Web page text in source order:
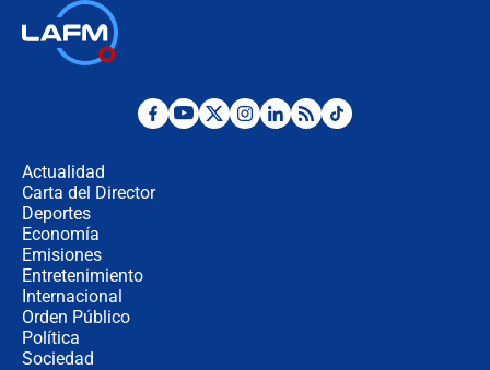
Desde dermatitis hasta infecciones:
Actualidad
Carta del Director
Deportes
Economía
Emisiones
Entretenimiento
Internacional
Orden Público
Política
Sociedad